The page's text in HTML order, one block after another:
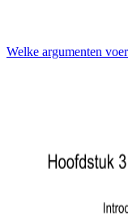
Welke argumenten